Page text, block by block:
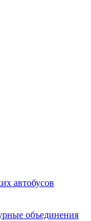
автобусов
объединения